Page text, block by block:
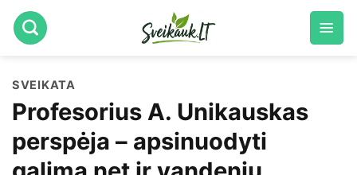
Skip
to
SVEIKATA
Profesorius A. Unikauskas
perspėja – apsinuodyti